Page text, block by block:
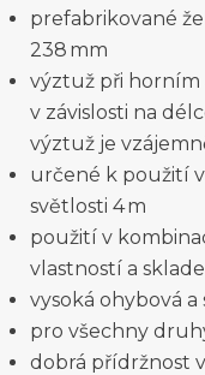
prefabrikované
238 mm
výztuž při horním
v závislosti na
výztuž je
určené k použití
světlosti 4 m
použití v
vlastností a
vysoká ohybová
pro všechny
dobrá přídržnost